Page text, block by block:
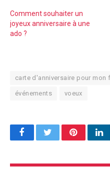
Comment souhaiter un
joyeux anniversaire à une
ado ?
carte d'anniversaire pour mon
événements voeux
FacebookTwitterPinterest